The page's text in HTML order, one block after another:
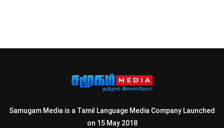
Samugam Media is a Tamil Language Media Company Launched
on 15 May 2018